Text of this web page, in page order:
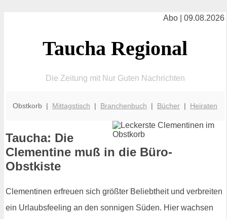
Abo | 09.08.2026
Taucha Regional
Die Zeitung mit Nur Guten Nachrichten
Obstkorb | Mittagstisch | Branchenbuch | Bücher | Heiraten
Taucha: Die
Clementine muß in die Büro-
Obstkiste
Clementinen erfreuen sich größter Beliebtheit und verbreiten
ein Urlaubsfeeling an den sonnigen Süden. Hier wachsen